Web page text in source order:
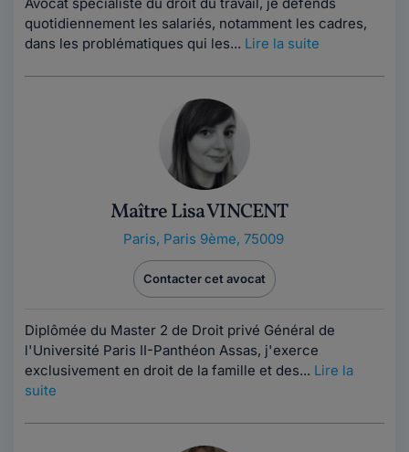
quotidiennement les salariés, notamment les cadres,
dans les problématiques qui les... Lire la suite
Maître Lisa VINCENT
Paris, Paris 9ème, 75009
Contacter cet avocat
Diplômée du Master 2 de Droit privé Général de
l'Université Paris II-Panthéon Assas, j'exerce
exclusivement en droit de la famille et des... Lire la
suite